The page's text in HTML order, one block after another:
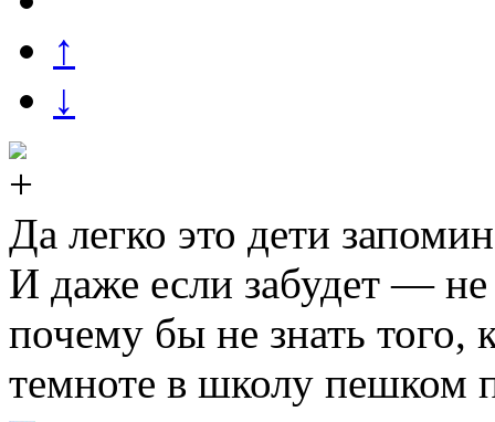
↑
↓
Да легко это дети
И даже если забудет —
почему бы не знать того,
темноте в школу пешком